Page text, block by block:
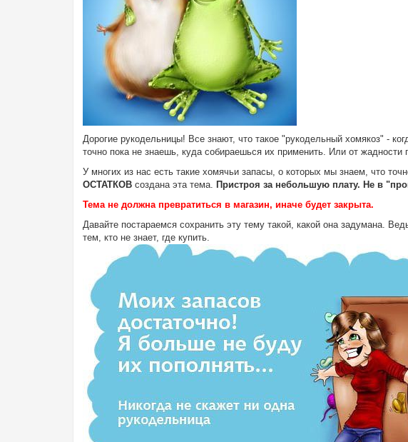
Дорогие рукодельницы! Все знают, что такое "рукодельный хомякоз" -
точно пока не знаешь, куда собираешься их применить. Или от
У многих из нас есть такие хомячьи запасы, о которых мы знаем, что
ОСТАТКОВ создана эта тема. Пристроя за небольшую плату. Не в
Тема не должна превратиться в магазин, иначе будет закрыта.
Давайте постараемся сохранить эту тему такой, какой она задумана.
тем, кто не знает, где купить.